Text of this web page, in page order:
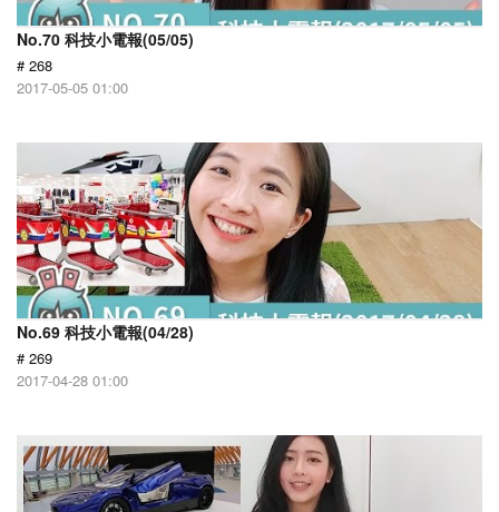
No.70 科技小電報(05/05)
# 268
2017-05-05 01:00
No.69 科技小電報(04/28)
# 269
2017-04-28 01:00